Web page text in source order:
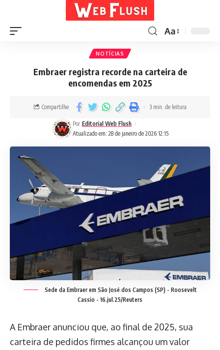
Aa
NOTÍCIAS
Embraer registra recorde na carteira de
encomendas em 2025
Atualizado em: 28 de janeiro de 2026 12:15
Por Editorial Web Flush
Compartilhe 3 min. de leitura
Sede da Embraer em São José dos Campos (SP) - Roosevelt
Cassio - 16.jul.25/Reuters
A Embraer anunciou que, ao final de 2025, sua
carteira de pedidos firmes alcançou um valor